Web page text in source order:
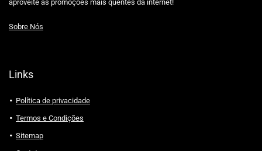
aproveite as promoções mais quentes da internet!
Sobre Nós
Links
Política de privacidade
Termos e Condições
Sitemap